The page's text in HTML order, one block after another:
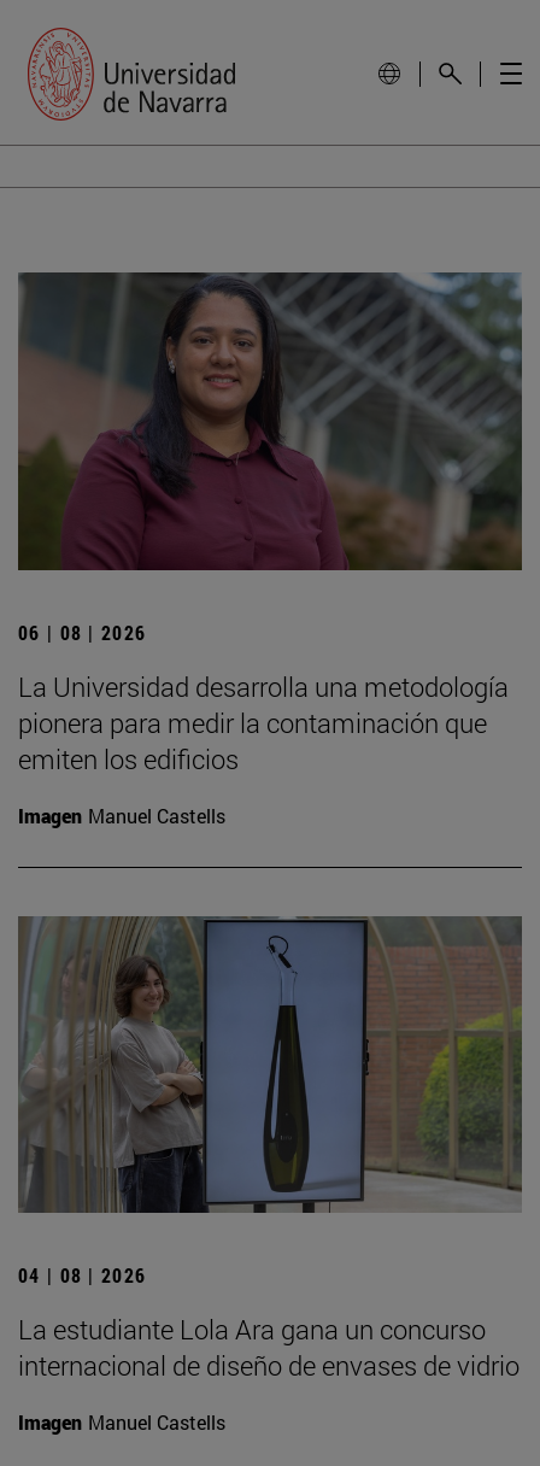
06 | 08 | 2026
La Universidad desarrolla una metodología
pionera para medir la contaminación que
emiten los edificios
Imagen Manuel Castells
04 | 08 | 2026
La estudiante Lola Ara gana un concurso
internacional de diseño de envases de vidrio
Imagen Manuel Castells